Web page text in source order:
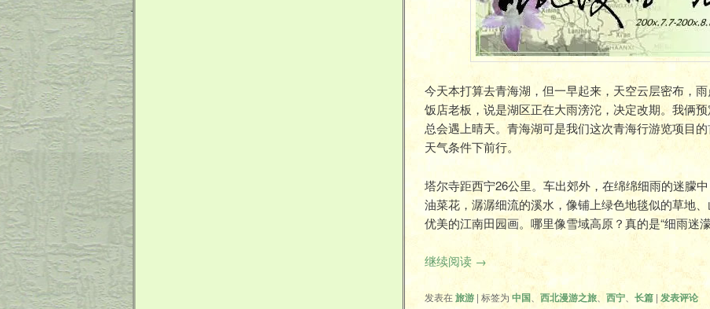
今天本打算去青海湖，但一早起来，天空云层密布，
饭店老板，说是湖区正在大雨滂沱，决定改期。我俩
总会遇上晴天。青海湖可是我们这次青海行游览项目
天气条件下前行。
塔尔寺距西宁26公里。车出郊外，在绵绵细雨的迷朦
油菜花，潺潺细流的溪水，像铺上绿色地毯似的草地
优美的江南田园画。哪里像雪域高原？真的是“细雨迷
继续阅读 →
发表在旅游 | 标签为 中国 西北漫游之旅 西宁 长篇 | 发表评论